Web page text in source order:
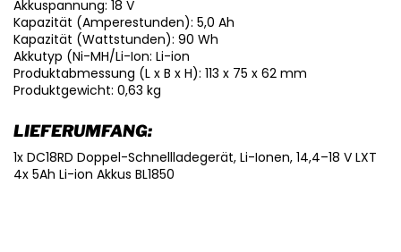
Akkuspannung: 18 V
Kapazität (Amperestunden): 5,0 Ah
Kapazität (Wattstunden): 90 Wh
Akkutyp (Ni-MH/Li-Ion: Li-ion
Produktabmessung (L x B x H): 113 x 75 x 62 mm
Produktgewicht: 0,63 kg
LIEFERUMFANG:
1x DC18RD Doppel-Schnellladegerät, Li-Ionen, 14,4–18 V LXT
4x 5Ah Li-ion Akkus BL1850